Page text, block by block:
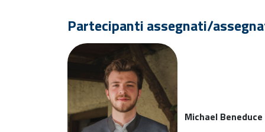
Partecipanti assegnati/
Michael Beneduce